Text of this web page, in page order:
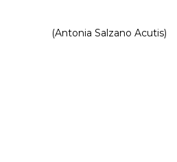
(Antonia Salzano Acutis)